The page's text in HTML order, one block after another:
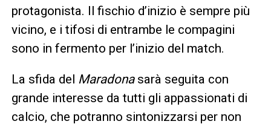
protagonista. Il fischio d’inizio è sempre più
vicino, e i tifosi di entrambe le compagini
sono in fermento per l’inizio del match.
La sfida del Maradona sarà seguita con
grande interesse da tutti gli appassionati di
calcio, che potranno sintonizzarsi per non